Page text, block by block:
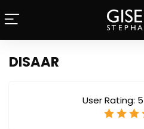
DISAAR
User Rating: 5